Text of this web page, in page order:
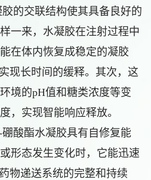
的交联结构使其具备良好的
一来，水凝胶在注射过程中
在体内恢复成稳定的凝胶
现长时间的缓释。其次，这
境的pH值和糖类浓度等变
，实现智能响应释放。
酸酯水凝胶具有自修复能
形态发生变化时，它能迅速
物递送系统的完整和持续